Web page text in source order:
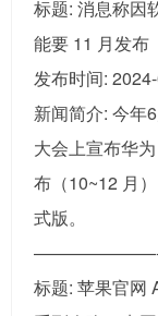
标题: 消息称因
能要 11 月发布
发布时间:
新闻简介: 今年
大会上宣布华
布（10~12 月
式版。
标题: 苹果官网